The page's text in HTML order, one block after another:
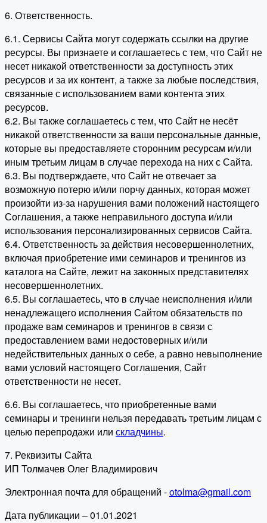
6. Ответственность.
6.1. Сервисы Сайта могут содержать ссылки на другие
ресурсы. Вы признаете и соглашаетесь с тем, что Сайт не
несет никакой ответственности за доступность этих
ресурсов и за их контент, а также за любые последствия,
связанные с использованием вами контента этих
ресурсов.
6.2. Вы также соглашаетесь с тем, что Сайт не несёт
никакой ответственности за ваши персональные данные,
которые вы предоставляете сторонним ресурсам и/или
иным третьим лицам в случае перехода на них с Сайта.
6.3. Вы подтверждаете, что Сайт не отвечает за
возможную потерю и/или порчу данных, которая может
произойти из-за нарушения вами положений настоящего
Соглашения, а также неправильного доступа и/или
использования персонализированных сервисов Сайта.
6.4. Ответственность за действия несовершеннолетних,
включая приобретение ими семинаров и тренингов из
каталога на Сайте, лежит на законных представителях
несовершеннолетних.
6.5. Вы соглашаетесь, что в случае неисполнения и/или
ненадлежащего исполнения Сайтом обязательств по
продаже вам семинаров и тренингов в связи с
предоставлением вами недостоверных и/или
недействительных данных о себе, а равно невыполнение
вами условий настоящего Соглашения, Сайт
ответственности не несет.
6.6. Вы соглашаетесь, что приобретенные вами
семинары и тренинги нельзя передавать третьим лицам с
целью перепродажи или складчины.
7. Реквизиты Сайта
ИП Толмачев Олег Владимирович
Электронная почта для обращений -otolma@gmail.com
Дата публикации – 01.01.2021